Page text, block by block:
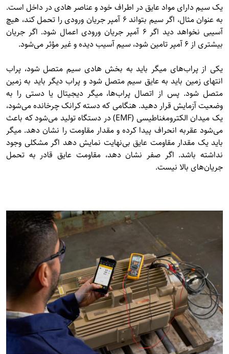
یک سیم دارای مواد عایق در اطراف خود و عناصر هادی در داخل است.
به عنوان مثال، اگر سیم بتواند ۶ آمپر جریان ورودی را تحمل کند، هیچ
آسیبی نخواهد دید اگر ۶ آمپر جریان ورودی اعمال شود. اگر جریان
بیشتری از ۶ آمپر تامین شود، سیم آسیب دیده و غیر مؤثر می‌شود.
یکی از پراب‌های میگر باید به بخش هادی سیم متصل شود، پراب
انتهای زمین باید به عایق سیم متصل شود و پراب دیگر باید به زمین
متصل شود. پس از اتصال پراب‌ها، میگر دیجیتال یا دستی را به
وضعیت آزمایش قرار دهید. هنگامی که دسته کرانک چرخانده می‌شود،
یک میدان الکترومغناطیسی (EMF) در دستگاه تولید می‌شود که باعث
می‌شود عقربه انحراف پیدا کرده و مقدار مقاومت را نشان دهد. میگر
باید یک مقدار مقاومت عایق بی‌نهایت نمایش دهد اگر مشکلی وجود
نداشته باشد. اگر صفر نشان دهد، مقاومت عایق قادر به تحمل
جریان‌های بالا نیست.